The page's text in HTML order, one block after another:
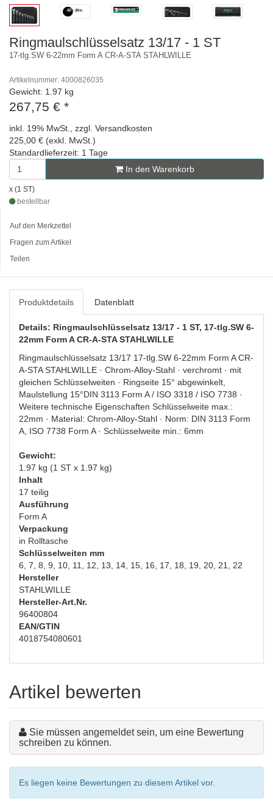
Ringmaulschlüsselsatz 13/17 - 1 ST
17-tlg.SW 6-22mm Form A CR-A-STA STAHLWILLE
Artikelnummer: 4000826035
Gewicht: 1.97 kg
267,75 € *
inkl. 19% MwSt., zzgl. Versandkosten
225,00 € (exkl. MwSt.)
Standardlieferzeit: 1 Tage
In den Warenkorb
x (1 ST)
bestellbar
Auf den Merkzettel
Fragen zum Artikel
Teilen
Produktdetails Datenblatt
Details: Ringmaulschlüsselsatz 13/17 - 1 ST, 17-tlg.SW 6-
22mm Form A CR-A-STA STAHLWILLE
Ringmaulschlüsselsatz 13/17 17-tlg.SW 6-22mm Form A CR-
A-STA STAHLWILLE · Chrom-Alloy-Stahl · verchromt · mit
gleichen Schlüsselweiten · Ringseite 15° abgewinkelt,
Maulstellung 15°DIN 3113 Form A / ISO 3318 / ISO 7738 ·
Weitere technische Eigenschaften Schlüsselweite max.:
22mm · Material: Chrom-Alloy-Stahl · Norm: DIN 3113 Form
A, ISO 7738 Form A · Schlüsselweite min.: 6mm
Gewicht:
1.97 kg (1 ST x 1.97 kg)
Inhalt
17 teilig
Ausführung
Form A
Verpackung
in Rolltasche
Schlüsselweiten mm
6, 7, 8, 9, 10, 11, 12, 13, 14, 15, 16, 17, 18, 19, 20, 21, 22
Hersteller
STAHLWILLE
Hersteller-Art.Nr.
96400804
EAN/GTIN
4018754080601
Artikel bewerten
Sie müssen angemeldet sein, um eine Bewertung
schreiben zu können.
Es liegen keine Bewertungen zu diesem Artikel vor.